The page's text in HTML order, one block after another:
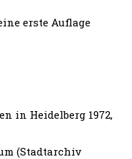
erste Auflage
in Heidelberg 1972,
(Stadtarchiv